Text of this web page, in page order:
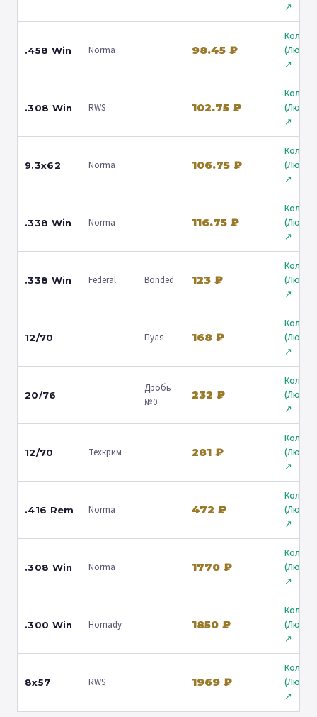
↗
.458 Win Norma 98.45 ₽
↗
.308 Win RWS 102.75 ₽
↗
9.3x62 Norma 106.75 ₽
↗
.338 Win Norma 116.75 ₽
↗
.338 Win Federal Bonded 123 ₽
↗
12/70 Пуля 168 ₽
↗
20/76
Дробь
№0
232 ₽
↗
12/70 Техкрим 281 ₽
↗
.416 Rem Norma 472 ₽
↗
.308 Win Norma 1770 ₽
↗
.300 Win Hornady 1850 ₽
↗
8x57 RWS 1969 ₽
↗